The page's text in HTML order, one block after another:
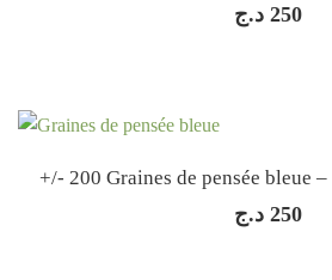
250 د.ج
250 د.ج